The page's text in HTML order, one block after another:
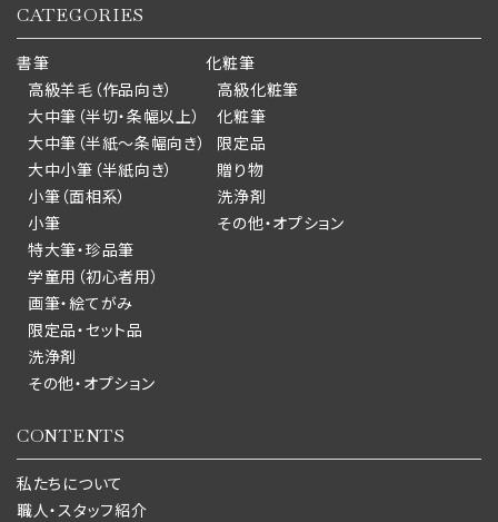
CATEGORIES
書筆
高級羊毛（作品向き）
大中筆（半切・条幅以上）
大中筆（半紙～条幅向き）
大中小筆（半紙向き）
小筆（面相系）
小筆
特大筆・珍品筆
学童用（初心者用）
画筆・絵てがみ
限定品・セット品
洗浄剤
その他・オプション
化粧筆
高級化粧筆
化粧筆
限定品
贈り物
洗浄剤
その他・オプション
CONTENTS
私たちについて
職人・スタッフ紹介